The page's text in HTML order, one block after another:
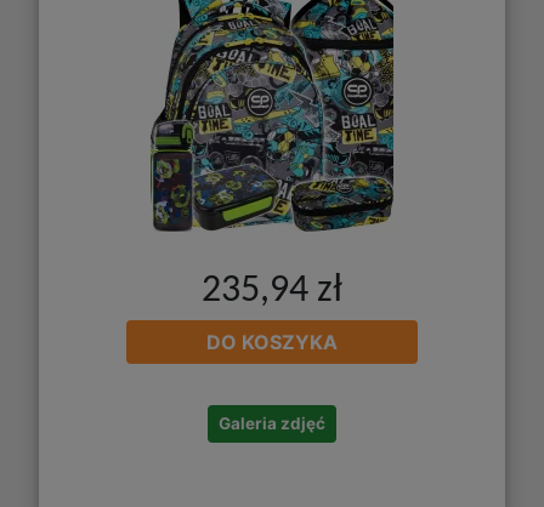
235,94 zł
DO KOSZYKA
Galeria zdjęć